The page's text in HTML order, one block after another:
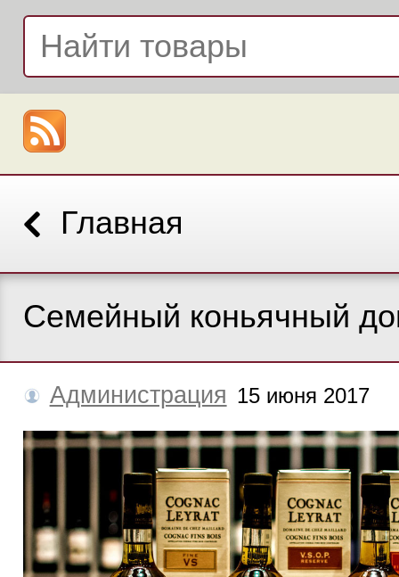
Главная
Семейный коньячный
Администрация 15 июня 2017